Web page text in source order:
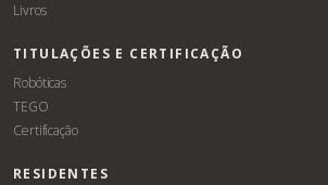
Livros
TITULAÇÕES E CERTIFICAÇÃO
Robóticas
TEGO
Certificação
RESIDENTES